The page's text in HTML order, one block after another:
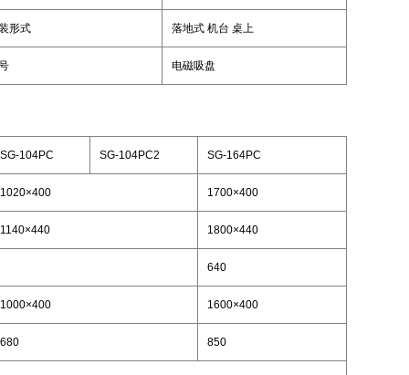
形式 落地式 机台 桌上
电磁吸盘
SG-104PC SG-104PC2 SG-164PC
1020×400 1700×400
1140×440 1800×440
640
1000×400 1600×400
680 850